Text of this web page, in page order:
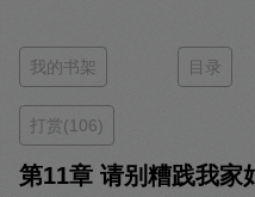
我的书架 目录
打赏(106)
第11章 请别糟践我家